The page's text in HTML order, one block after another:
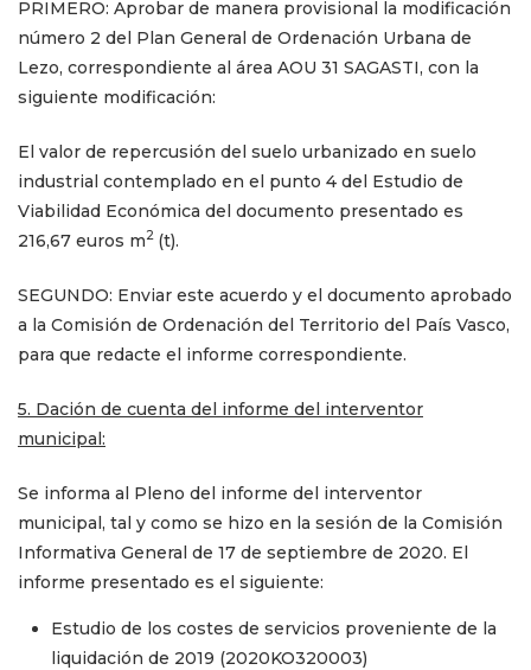
PRIMERO: Aprobar de manera provisional la modificación
número 2 del Plan General de Ordenación Urbana de
Lezo, correspondiente al área AOU 31 SAGASTI, con la
siguiente modificación:
El valor de repercusión del suelo urbanizado en suelo
industrial contemplado en el punto 4 del Estudio de
Viabilidad Económica del documento presentado es
216,67 euros m2 (t).
SEGUNDO: Enviar este acuerdo y el documento aprobado
a la Comisión de Ordenación del Territorio del País Vasco,
para que redacte el informe correspondiente.
5. Dación de cuenta del informe del interventor
municipal:
Se informa al Pleno del informe del interventor
municipal, tal y como se hizo en la sesión de la Comisión
Informativa General de 17 de septiembre de 2020. El
informe presentado es el siguiente:
Estudio de los costes de servicios proveniente de la
liquidación de 2019 (2020KO320003)